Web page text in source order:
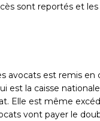
sont reportés et les
avocats est remis en
est la caisse
Elle est même
vont payer le